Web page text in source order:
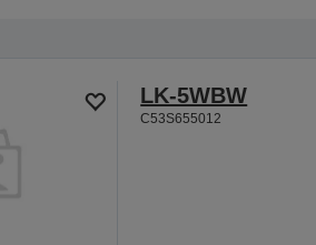
LK-5WBW
C53S655012